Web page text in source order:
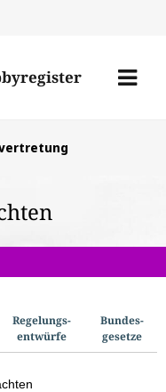
den
Menü
Regelungs­
entwürfe
Bundes­
gesetze